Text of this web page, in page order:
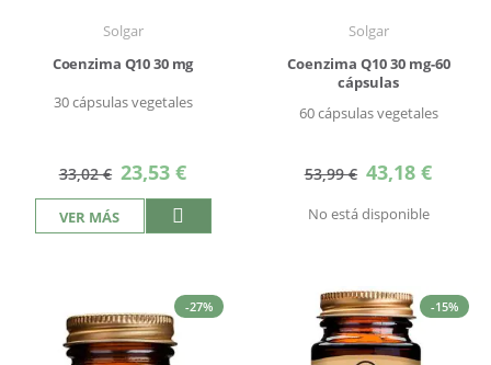
Solgar
Coenzima Q10 30 mg
30 cápsulas vegetales
33,02 € Precio
especial
23,53 €
VER MÁS
Solgar
Coenzima Q10 30 mg-60
cápsulas
60 cápsulas vegetales
53,99 € Precio
especial
43,18 €
No está disponible
-27% -15%